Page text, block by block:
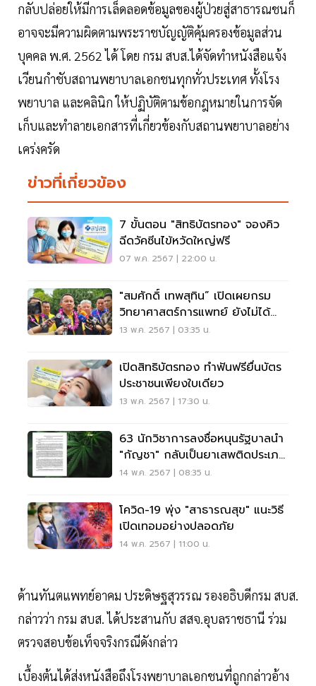
กลับปล่อยให้มีการเล็ดลอดข้อมูลของผู้ป่วยสู่สาธารณชนก็
อาจจะมีความผิดตามพระราชบัญญัติคุ้มครองข้อมูลส่วน
บุคคล พ.ศ. 2562 ได้ โดย กรม สบส.ได้จัดทำหนังสือแจ้ง
เวียนกำชับสถานพยาบาลเอกชนทุกทั่วประเทศ ทั้งโรง
พยาบาล และคลินิก ให้ปฏิบัติตามข้อกฎหมายในการจัด
เก็บและทำลายเอกสารที่เกี่ยวข้องกับสถานพยาบาลอย่าง
เคร่งครัด
ข่าวที่เกี่ยวข้อง
7 ขั้นตอน "สิทธิบัตรทอง" จองคิว
ฉีดวัคซีนไข้หวัดใหญ่ฟรี
07 พ.ค. 2567 | 22:00 น.
"สมศักดิ์ เทพสุทิน” เปิดเผยกรม
วิทยาศาสตร์การแพทย์ ยังไม่ได้
ตรวจข้าว 10 ปี
13 พ.ค. 2567 | 03:35 น.
เปิดสิทธิบัตรทอง ทำฟันฟรียื่นบัตร
ประชาชนเพียงใบเดียว
13 พ.ค. 2567 | 17:30 น.
63 นักวิชาการลงชื่อหนุนรัฐบาลนำ
"กัญชา" กลับเป็นยาเสพติดประเภท
5
14 พ.ค. 2567 | 08:35 น.
โควิด-19 พุ่ง "สาธารณสุข" แนะวิธี
เปิดเทอมอย่างปลอดภัย
14 พ.ค. 2567 | 11:00 น.
ด้านทันตแพทย์อาคม ประดิษฐสุวรรณ รองอธิบดีกรม สบส.
กล่าวว่า กรม สบส. ได้ประสานกับ สสจ.อุบลราชธานี ร่วม
ตรวจสอบข้อเท็จจริงกรณีดังกล่าว
เบื้องต้นได้ส่งหนังสือถึงโรงพยาบาลเอกชนที่ถูกกล่าวอ้าง